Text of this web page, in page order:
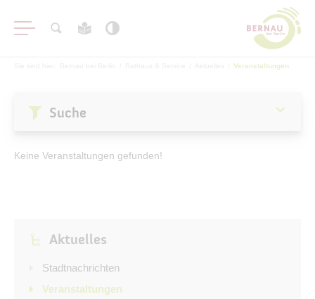
Aktuelles
Amtsblatt
Haushalt
Öffentliche Auslegungen
Veranstaltungen
Keine Veranstaltungen gefunden!
Suche
Aktuelles
Stadtnachrichten
Veranstaltungen